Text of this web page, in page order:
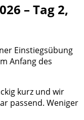
– Tag 2,
Einstiegsübung
Anfang des
kurz und wir
passend. Weniger